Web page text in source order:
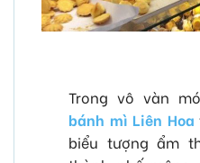
Trong vô vàn
bánh mì Liên Hoa
biểu tượng ẩm